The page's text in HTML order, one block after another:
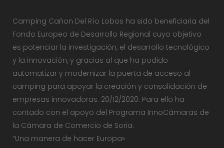
Camping Cañon Del Río Lobos ha sido beneficiaria del
Fondo Europeo de Desarrollo Regional cuyo objetivo
es potenciar la investigación, el desarrollo tecnológico
y la innovación, y gracias al que ha podido
automatizar y modernizar la puerta de acceso al
camping para apoyar la creación y consolidación de
empresas innovadoras. 20/12/2020. Para ello ha
contado con el apoyo del Programa InnoCámaras de
la Cámara de Comercio de Soria.
“Una manera de hacer Europa»